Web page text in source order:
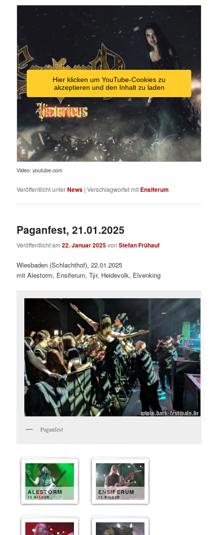
Hier klicken um YouTube-Cookies zu
akzeptieren und den Inhalt zu laden
Video: youtube.com
Veröffentlicht unterNews |Verschlagwortet mit Ensiferum
Paganfest, 21.01.2025
Veröffentlicht am22. Januar 2025vonStefan Frühauf
Wiesbaden (Schlachthof), 22.01.2025
mit Alestorm, Ensiferum, Týr, Heidevolk, Elvenking
Paganfest
ALESTORM
15 BILDER
ENSIFERUM
15 BILDER